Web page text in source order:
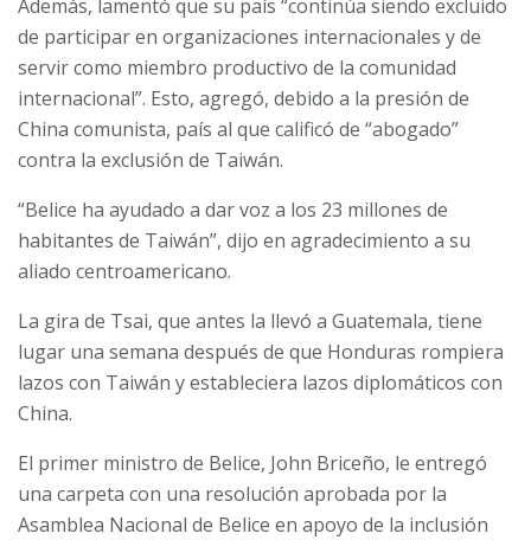
Además, lamentó que su país “continúa siendo excluido
de participar en organizaciones internacionales y de
servir como miembro productivo de la comunidad
internacional”. Esto, agregó, debido a la presión de
China comunista, país al que calificó de “abogado”
contra la exclusión de Taiwán.
“Belice ha ayudado a dar voz a los 23 millones de
habitantes de Taiwán”, dijo en agradecimiento a su
aliado centroamericano.
La gira de Tsai, que antes la llevó a Guatemala, tiene
lugar una semana después de que Honduras rompiera
lazos con Taiwán y estableciera lazos diplomáticos con
China.
El primer ministro de Belice, John Briceño, le entregó
una carpeta con una resolución aprobada por la
Asamblea Nacional de Belice en apoyo de la inclusión